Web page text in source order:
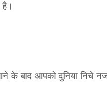
है।
के बाद आपको दुनिया निचे